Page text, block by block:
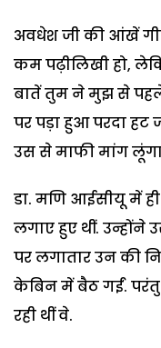
अवधेश जी की आंखें
कम पढ़ीलिखी हो,
बातें तुम ने मुझ से
पर पड़ा हुआ परदा हट
उस से माफी मांग
डा. मणि आईसीयू में
लगाए हुए थीं.
पर लगातार उन की
केबिन में बैठ गईं.
रही थीं वे.